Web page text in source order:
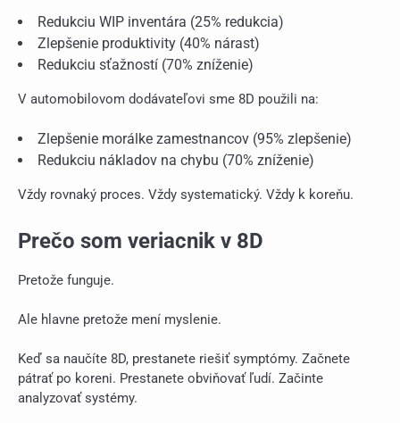
Redukciu WIP inventára (25% redukcia)
Zlepšenie produktivity (40% nárast)
Redukciu sťažností (70% zníženie)
V automobilovom dodávateľovi sme 8D použili na:
Zlepšenie morálke zamestnancov (95% zlepšenie)
Redukciu nákladov na chybu (70% zníženie)
Vždy rovnaký proces. Vždy systematický. Vždy k koreňu.
Prečo som veriacnik v 8D
Pretože funguje.
Ale hlavne pretože mení myslenie.
Keď sa naučíte 8D, prestanete riešiť symptómy. Začnete
pátrať po koreni. Prestanete obviňovať ľudí. Začinte
analyzovať systémy.